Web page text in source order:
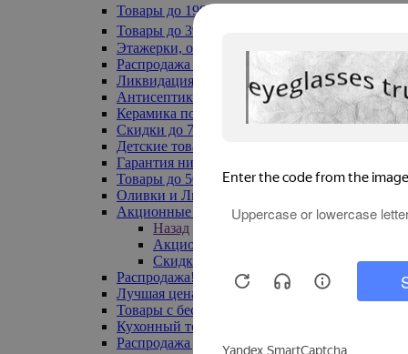
Товары до 199₽
Товары до 399₽
Этажерки, обувницы
Распродажа текстиля до -50%
Ликвидация до -70%
Антисептики
Керамика по 129 руб
Скидки до 70%
Детские товары
Гарантия низкой цены
Товары до 500 руб
Оливки и Лимоны
Акционные товары
Назад
Акционные товары
Скидка 20% по промокоду
Распродажа! Ульяновск до -70%
Лучшая цена
Товары с бесплатной доставкой
Кухонный текстиль
Распродажа до -50%